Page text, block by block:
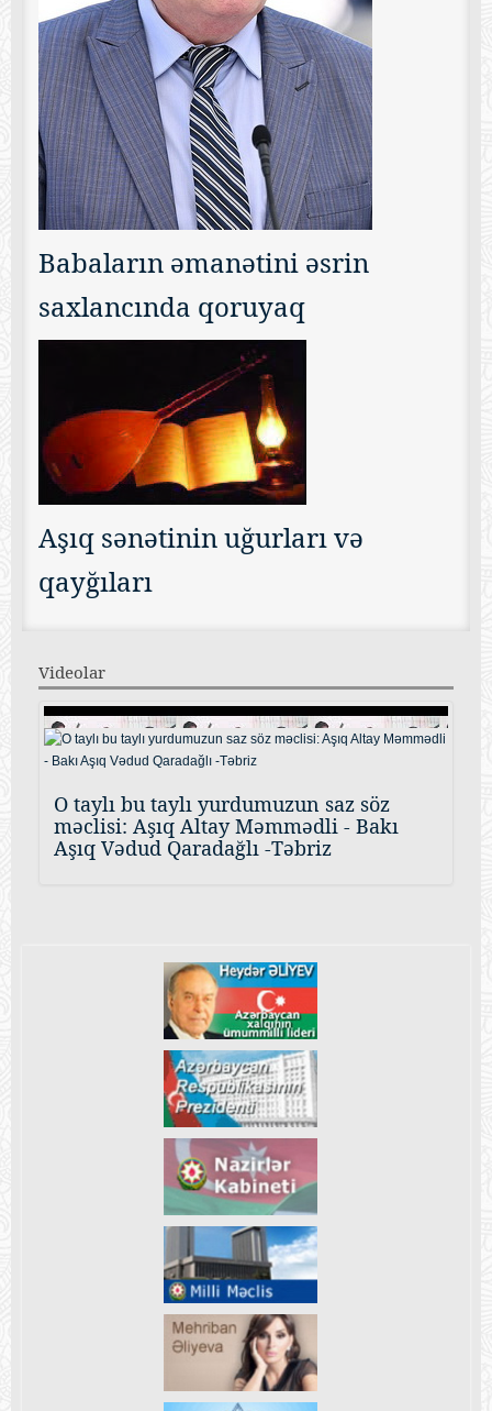
Babaların əmanətini əsrin
saxlancında qoruyaq
Aşıq sənətinin uğurları və
qayğıları
Videolar
O taylı bu taylı yurdumuzun saz söz
məclisi: Aşıq Altay Məmmədli - Bakı
Aşıq Vədud Qaradağlı -Təbriz